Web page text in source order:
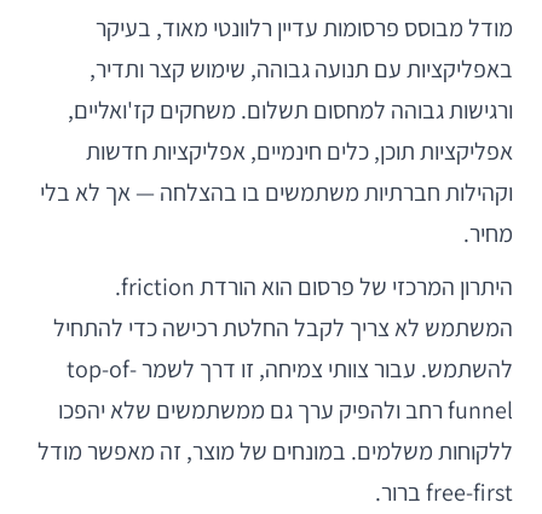
מודל מבוסס פרסומות עדיין רלוונטי מאוד, בעיקר
באפליקציות עם תנועה גבוהה, שימוש קצר ותדיר,
ורגישות גבוהה למחסום תשלום. משחקים קז'ואליים,
אפליקציות תוכן, כלים חינמיים, אפליקציות חדשות
וקהילות חברתיות משתמשים בו בהצלחה — אך לא בלי
מחיר.
היתרון המרכזי של פרסום הוא הורדת friction.
המשתמש לא צריך לקבל החלטת רכישה כדי להתחיל
להשתמש. עבור צוותי צמיחה, זו דרך לשמר top-of-
funnel רחב ולהפיק ערך גם ממשתמשים שלא יהפכו
ללקוחות משלמים. במונחים של מוצר, זה מאפשר מודל
free-first ברור.